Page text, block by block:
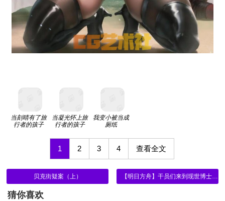
当刻晴有了旅
行者的孩子
当凝光怀上旅
行者的孩子
我变小被当成
厕纸
1 2 3 4 查看全文
贝克街疑案（上） 【明日方舟】干员们来到现世博士身边（七十八）莫斯提马 能天使 缪尔赛思
猜你喜欢